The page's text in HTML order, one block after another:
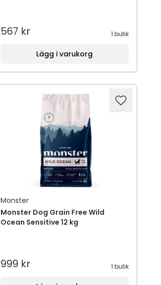
567 kr 1 butik
Lägg i varukorg
Monster
Monster Dog Grain Free Wild
Ocean Sensitive 12 kg
999 kr 1 butik